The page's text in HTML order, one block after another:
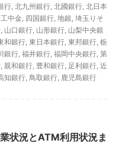
行, 北九州銀行, 北國銀行, 北日本
中金, 四国銀行, 地銀, 埼玉りそ
, 山口銀行, 山形銀行, 山梨中央銀
和銀行, 東日本銀行, 東邦銀行, 栃
銀行, 福井銀行, 福岡中央銀行, 第
, 親和銀行, 豊和銀行, 足利銀行, 近
知銀行, 鳥取銀行, 鹿児島銀行
状況とATM利用状況ま